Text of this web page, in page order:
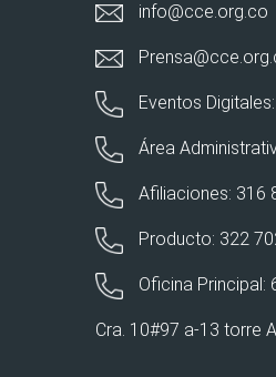
info@cce.org.co
Eventos
Área
Afiliaciones: 316
Producto: 322
Oficina Principal:
Cra. 10#97 a-13 torre